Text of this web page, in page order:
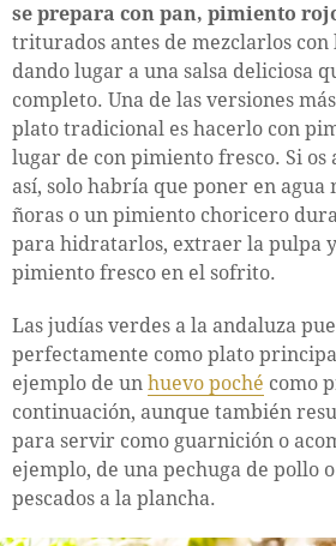
se prepara con pan, pimiento
triturados antes de mezclarlos con
dando lugar a una salsa deliciosa
completo. Una de las versiones
plato tradicional es hacerlo con
lugar de con pimiento fresco. Si os
así, solo habría que poner en agua
ñoras o un pimiento choricero
para hidratarlos, extraer la pulpa
pimiento fresco en el sofrito.
Las judías verdes a la andaluza
perfectamente como plato
ejemplo de un huevo poché como
continuación, aunque también
para servir como guarnición o
ejemplo, de una pechuga de pollo
pescados a la plancha.